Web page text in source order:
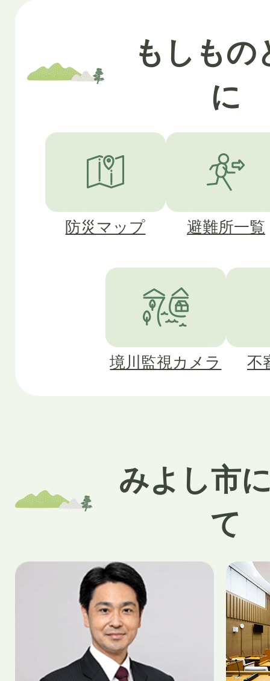
もしもの
に
防災マップ 避難所一覧
境川監視カメラ 不
みよし市
て